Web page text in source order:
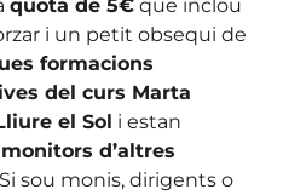
quota de 5€que inclou
i un petit obsequi de
formacions
del curs Marta
el Sol i estan
d’altres
sou monis, dirigents o